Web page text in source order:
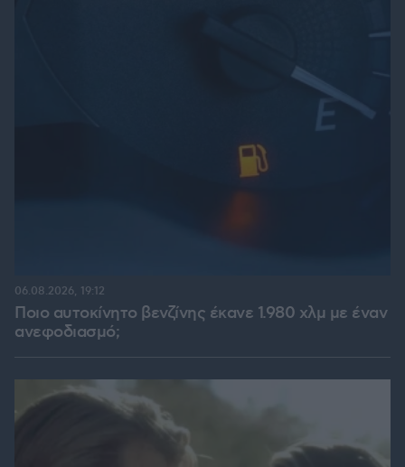
Ποιο αυτοκίνητο βενζίνης έκανε 1.980 χλμ με έναν
ανεφοδιασμό;
06.08.2026, 19:12